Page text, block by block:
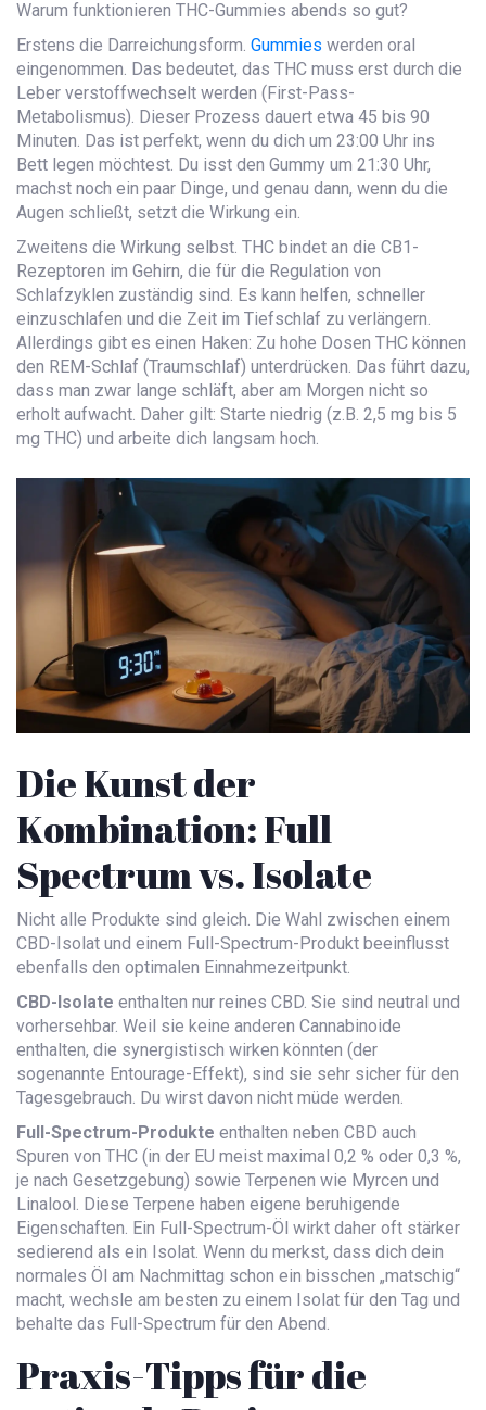
Warum funktionieren THC-Gummies abends so gut?
Erstens die Darreichungsform. Gummies werden oral
eingenommen. Das bedeutet, das THC muss erst durch die
Leber verstoffwechselt werden (First-Pass-
Metabolismus). Dieser Prozess dauert etwa 45 bis 90
Minuten. Das ist perfekt, wenn du dich um 23:00 Uhr ins
Bett legen möchtest. Du isst den Gummy um 21:30 Uhr,
machst noch ein paar Dinge, und genau dann, wenn du die
Augen schließt, setzt die Wirkung ein.
Zweitens die Wirkung selbst. THC bindet an die CB1-
Rezeptoren im Gehirn, die für die Regulation von
Schlafzyklen zuständig sind. Es kann helfen, schneller
einzuschlafen und die Zeit im Tiefschlaf zu verlängern.
Allerdings gibt es einen Haken: Zu hohe Dosen THC können
den REM-Schlaf (Traumschlaf) unterdrücken. Das führt dazu,
dass man zwar lange schläft, aber am Morgen nicht so
erholt aufwacht. Daher gilt: Starte niedrig (z.B. 2,5 mg bis 5
mg THC) und arbeite dich langsam hoch.
Die Kunst der
Kombination: Full
Spectrum vs. Isolate
Nicht alle Produkte sind gleich. Die Wahl zwischen einem
CBD-Isolat und einem Full-Spectrum-Produkt beeinflusst
ebenfalls den optimalen Einnahmezeitpunkt.
CBD-Isolate enthalten nur reines CBD. Sie sind neutral und
vorhersehbar. Weil sie keine anderen Cannabinoide
enthalten, die synergistisch wirken könnten (der
sogenannte Entourage-Effekt), sind sie sehr sicher für den
Tagesgebrauch. Du wirst davon nicht müde werden.
Full-Spectrum-Produkte enthalten neben CBD auch
Spuren von THC (in der EU meist maximal 0,2 % oder 0,3 %,
je nach Gesetzgebung) sowie Terpenen wie Myrcen und
Linalool. Diese Terpene haben eigene beruhigende
Eigenschaften. Ein Full-Spectrum-Öl wirkt daher oft stärker
sedierend als ein Isolat. Wenn du merkst, dass dich dein
normales Öl am Nachmittag schon ein bisschen „matschig“
macht, wechsle am besten zu einem Isolat für den Tag und
behalte das Full-Spectrum für den Abend.
Praxis-Tipps für die